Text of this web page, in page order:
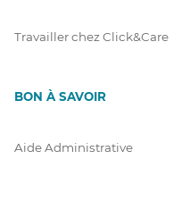
Travailler chez Click&Care
BON À SAVOIR
Aide Administrative